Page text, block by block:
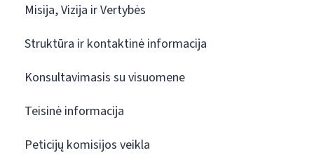
Misija, Vizija ir Vertybės
Struktūra ir kontaktinė informacija
Konsultavimasis su visuomene
Teisinė informacija
Peticijų komisijos veikla